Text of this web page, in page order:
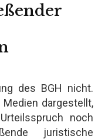
des BGH nicht.
dargestellt,
noch
juristische